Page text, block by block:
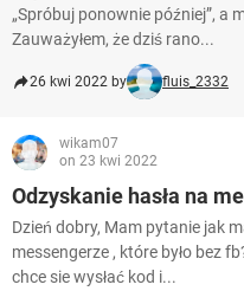
„Spróbuj ponownie później”, a
Zauważyłem, że dziś rano...
26 kwi 2022 by fluis_2332
wikam07
on 23 kwi 2022
Odzyskanie hasła na
Dzień dobry, Mam pytanie jak
messengerze , które było bez
chce sie wysłać kod i...